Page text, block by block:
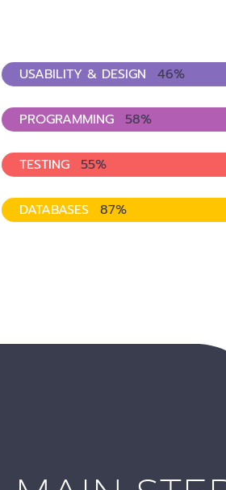
USABILITY & DESIGN 46%
PROGRAMMING 58%
TESTING 55%
DATABASES 87%